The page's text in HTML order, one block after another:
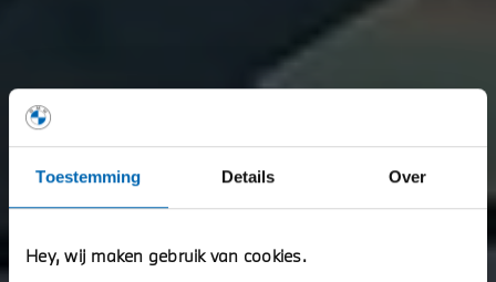
Toestemming Details Over
Hey, wij maken gebruik van cookies.